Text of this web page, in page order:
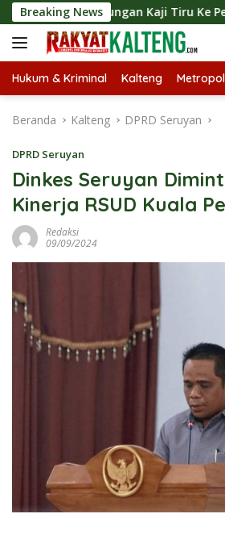
Langsung
ke
konten
Breaking NewsKaji Tiru Ke Pemkab Kulon
Hukum & Kriminal Kalteng
Beranda Kalteng DPRD Seruyan
DPRD Seruyan
Dinkes Seruyan
Kinerja RSUD Kuala
Redaksi
09/09/2024